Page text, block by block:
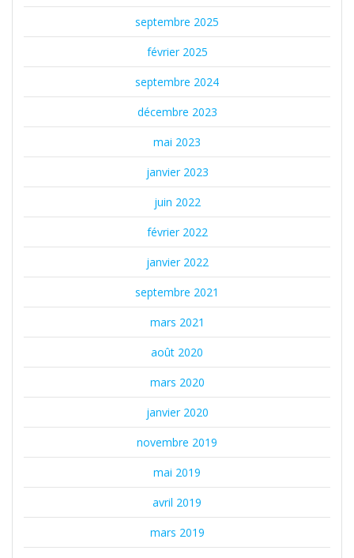
septembre 2025
février 2025
septembre 2024
décembre 2023
mai 2023
janvier 2023
juin 2022
février 2022
janvier 2022
septembre 2021
mars 2021
août 2020
mars 2020
janvier 2020
novembre 2019
mai 2019
avril 2019
mars 2019